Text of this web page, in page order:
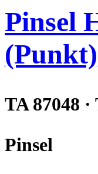
Pinsel
TA 87048
Pinsel